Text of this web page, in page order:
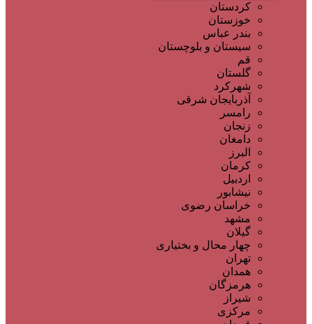
کردستان
خوزستان
بندر عباس
سیستان و بلوچستان
قم
گلستان
شهرکرد
آذربایجان شرقی
رامسر
زنجان
دامغان
البرز
کرمان
اردبیل
نیشابور
خراسان رضوی
مشهد
گیلان
چهار محال و بختیاری
تهران
همدان
هرمزگان
شیراز
مرکزی